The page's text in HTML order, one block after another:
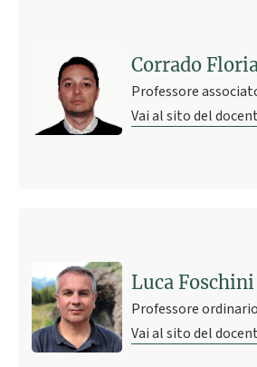
Corrado
Professore
Vai al sito del
21 maggio
Luca Foschini
Professore ordinario
Vai al sito del